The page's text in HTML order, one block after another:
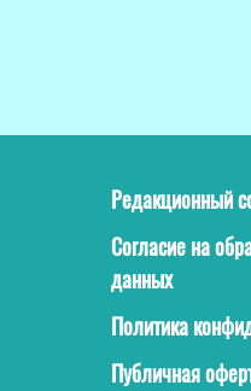
Редакционный
Согласие на
данных
Политика
Публичная